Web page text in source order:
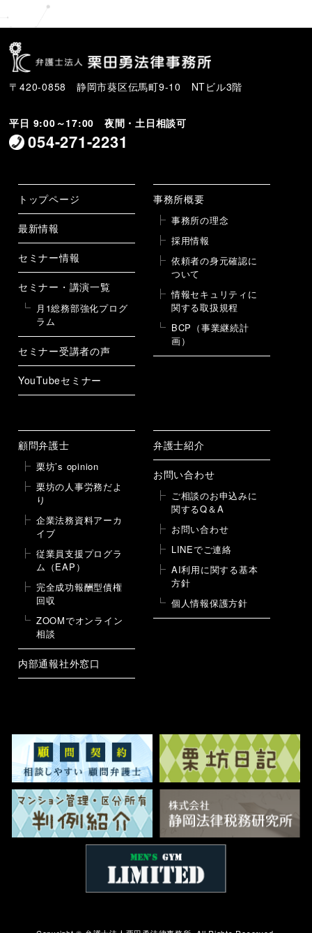
〒420-0858 静岡市葵区伝馬町9-10 NTビル3階
平日 9:00～17:00 夜間・土日相談可
054-271-2231
トップページ
最新情報
セミナー情報
セミナー・講演一覧
月1総務部強化プログ
ラム
セミナー受講者の声
YouTubeセミナー
事務所概要
事務所の理念
採用情報
依頼者の身元確認に
ついて
情報セキュリティに
関する取扱規程
BCP（事業継続計
画）
顧問弁護士
栗坊’s opinion
栗坊の人事労務だよ
り
企業法務資料アーカ
イブ
従業員支援プログラ
ム（EAP）
完全成功報酬型債権
回収
ZOOMでオンライン
相談
内部通報社外窓口
弁護士紹介
お問い合わせ
ご相談のお申込みに
関するQ＆A
お問い合わせ
LINEでご連絡
AI利用に関する基本
方針
個人情報保護方針